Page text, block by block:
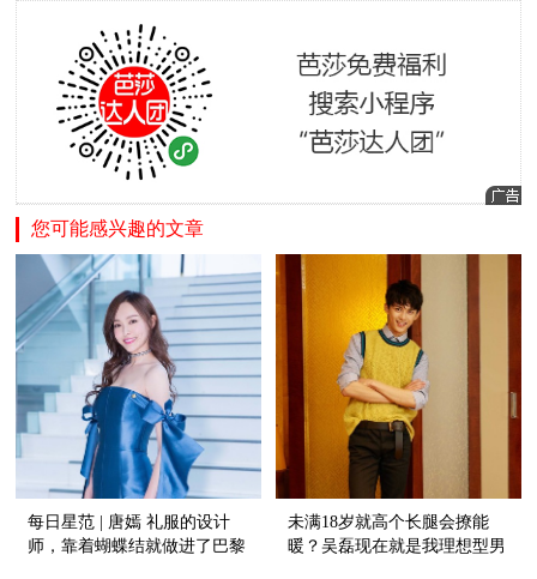
您可能感兴趣的文章
每日星范 | 唐嫣 礼服的设计
师，靠着蝴蝶结就做进了巴黎
未满18岁就高个长腿会撩能
暖？吴磊现在就是我理想型男